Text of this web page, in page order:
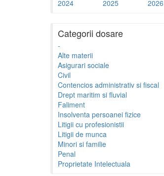
2024
2025 2026
Categorii dosare
-
Alte materii
Asigurari sociale
Civil
Contencios administrativ si fiscal
Drept maritim si fluvial
Faliment
Insolventa persoanei fizice
Litigii cu profesionistii
Litigii de munca
Minori si familie
Penal
Proprietate Intelectuala